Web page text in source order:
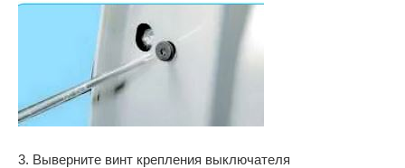
3. Выверните винт крепления выключателя